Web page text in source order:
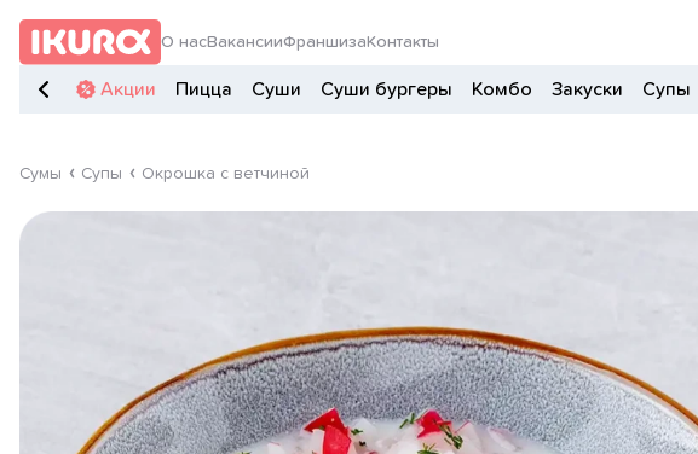
О насВакансииФраншиза Контакты
Акции Пицца Суши Суши бургеры Комбо Закуски Супы
Сумы Супы Окрошка с ветчиной